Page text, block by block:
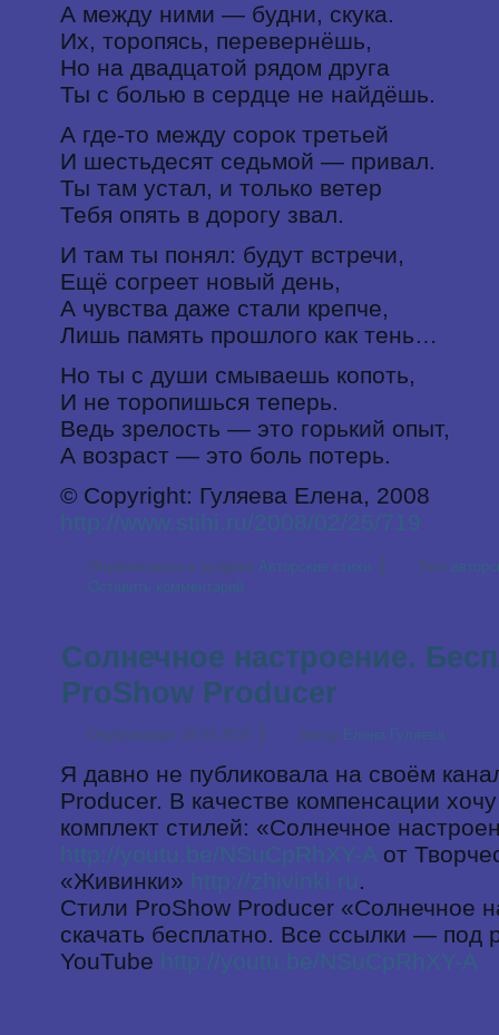
А между ними — будни, скука.
Их, торопясь, перевернёшь,
Но на двадцатой рядом друга
Ты с болью в сердце не найдёшь.
А где-то между сорок третьей
И шестьдесят седьмой — привал.
Ты там устал, и только ветер
Тебя опять в дорогу звал.
И там ты понял: будут встречи,
Ещё согреет новый день,
А чувства даже стали крепче,
Лишь память прошлого как тень…
Но ты с души смываешь копоть,
И не торопишься теперь.
Ведь зрелость — это горький опыт,
А возраст — это боль потерь.
© Copyright: Гуляева Елена, 2008
http://www.stihi.ru/2008/02/25/719
Опубликовано в рубрике Авторские стихи | Теги
Оставить комментарий
Солнечное настроение.
ProShow Producer
Опубликовал 18.03.2015 | Автор Елена Гуляева
Я давно не публиковала на своём
Producer. В качестве компенсации
комплект стилей: «Солнечное
http://youtu.be/NSuCpRhXY-A от
«Живинки» http://zhivinki.ru.
Стили ProShow Producer «Солнечное
скачать бесплатно. Все ссылки — под
YouTube http://youtu.be/NSuCpRhXY-A